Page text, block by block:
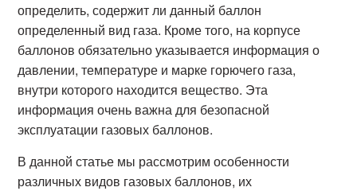
определить, содержит ли данный баллон
определенный вид газа. Кроме того, на корпусе
баллонов обязательно указывается информация о
давлении, температуре и марке горючего газа,
внутри которого находится вещество. Эта
информация очень важна для безопасной
эксплуатации газовых баллонов.
В данной статье мы рассмотрим особенности
различных видов газовых баллонов, их